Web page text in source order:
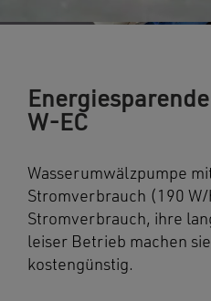
W-EC
Wasserumwälzpumpe
Stromverbrauch (190
Stromverbrauch, ihre
leiser Betrieb machen
kostengünstig.